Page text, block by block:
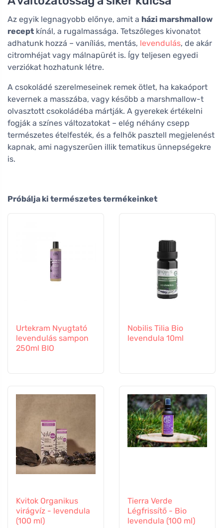
Az egyik legnagyobb előnye, amit a házi marshmallow
recept kínál, a rugalmassága. Tetszőleges kivonatot
adhatunk hozzá – vaníliás, mentás, levendulás, de akár
citromhéjat vagy málnapürét is. Így teljesen egyedi
verziókat hozhatunk létre.
A csokoládé szerelmeseinek remek ötlet, ha kakaóport
kevernek a masszába, vagy később a marshmallow-t
olvasztott csokoládéba mártják. A gyerekek értékelni
fogják a színes változatokat – elég néhány csepp
természetes ételfesték, és a felhők pasztell megjelenést
kapnak, ami nagyszerűen illik tematikus ünnepségekre
is.
Próbálja ki természetes termékeinket
Urtekram Nyugtató
levendulás sampon
250ml BIO
Nobilis Tilia Bio
levendula 10ml
Kvitok Organikus
virágvíz - levendula
(100 ml)
Tierra Verde
Légfrissítő - Bio
levendula (100 ml)